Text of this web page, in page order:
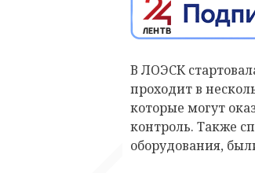
В ЛОЭСК
проходит в
которые могут
контроль. Также
оборудования,